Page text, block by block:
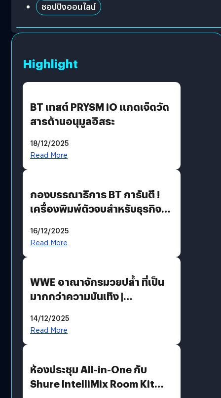
ชอปปิงออนไลน์
Highlight
BT เทสต์ PRYSM iO แกดเจ็ดวัด
สารต้านอนุมูลอิสระ
18/12/2025
Read More
กองบรรณาธิการ BT การันตี !
เครื่องพิมพ์ตัวจบสำหรับธุรกิจ
16/12/2025
Read More
WWE อาณาจักรมวยปล้ำ ที่เป็น
มากกว่าความบันเทิง |
14/12/2025
Read More
ห้องประชุม All-in-One กับ
Shure IntelliMix Room Kit